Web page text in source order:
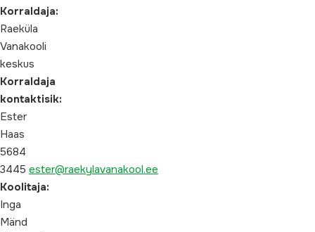
Korraldaja:
Raeküla
Vanakooli
keskus
Korraldaja
kontaktisik:
Ester
Haas
5684
3445 ester@raekylavanakool.ee
Koolitaja:
Inga
Mänd